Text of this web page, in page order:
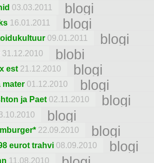
03.03.2011 blogi
16.01.2011 blogi
09.01.2011 blogi
31.12.2010 blobi
est 21.12.2010 blogi
mater 01.12.2010 blogi
ja Paet 02.11.2010 blogi
blogi
22.09.2010 blogi
eurot trahvi 08.09.2010 blogi
11.08.2010